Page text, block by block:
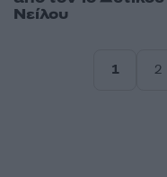
Νείλου
1
2